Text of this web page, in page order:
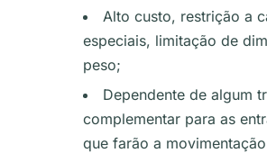
Alto custo, restrição a
especiais, limitação de
peso;
Dependente de algum
complementar para as
que farão a